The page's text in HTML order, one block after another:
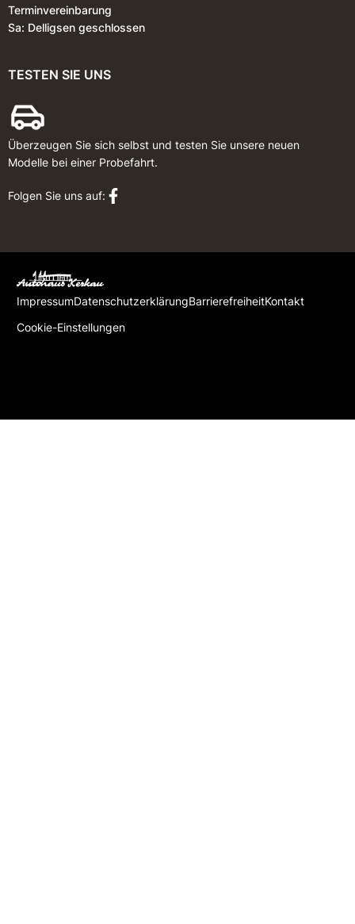
Terminvereinbarung
Sa: Delligsen geschlossen
TESTEN SIE UNS
Überzeugen Sie sich selbst und testen Sie unsere neuen
Modelle bei einer Probefahrt.
Folgen Sie uns auf:
ImpressumDatenschutzerklärungBarrierefreiheitKontakt
Cookie-Einstellungen